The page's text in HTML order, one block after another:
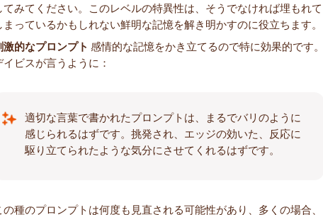
てみてください。このレベルの特異性は、そうでなければ埋もれて
まっているかもしれない鮮明な記憶を解き明かすのに役立ちます。
激的なプロンプト 感情的な記憶をかき立てるので特に効果的です。
イビスが言うように：
適切な言葉で書かれたプロンプトは、まるでバリのように
感じられるはずです。挑発され、エッジの効いた、反応に
駆り立てられたような気分にさせてくれるはずです。
の種のプロンプトは何度も見直される可能性があり、多くの場合、